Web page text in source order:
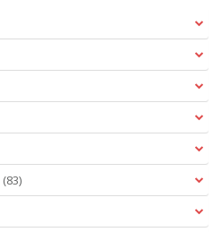
(83)